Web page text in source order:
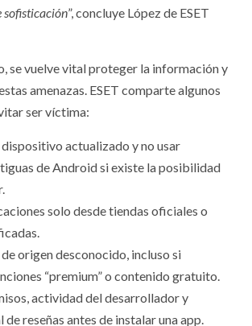
sofisticación”, concluye López de ESET
se vuelve vital proteger la información y
amenazas. ESET comparte algunos
ser víctima:
actualizado y no usar
de Android si existe la posibilidad
solo desde tiendas oficiales o
origen desconocido, incluso si
“premium” o contenido gratuito.
actividad del desarrollador y
reseñas antes de instalar una app.